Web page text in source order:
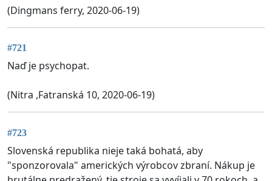
(Dingmans ferry, 2020-06-19)
#721
Naď je psychopat.
(Nitra ,Fatranská 10, 2020-06-19)
#723
Slovenská republika nieje taká bohatá, aby
"sponzorovala" amerických výrobcov zbraní. Nákup je